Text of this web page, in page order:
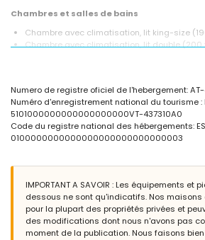
Chambres et salles de bains
Chambre avec climatisation, lit king-size
Chambre avec climatisation, lit double (200
2 chambres avec climatisation, chacune
WC
Extérieur de la villa
Terrain clôturé
Piscine privée mesurant 8m x 4m et 2m de
transats
2 terrasses, dont une couverte
Barbecue
Douche extérieure
Coin salon extérieur et coin repas extérieur
2 places de parking couvertes privées et 2
Numero de registre oficiel de l'hebergement:
Numéro d'enregistrement national du tourisme :
5101000000000000000000VT-437310A0
Code du registre national des hébergements:
0100000000000000000000000000003
IMPORTANT A SAVOIR : Les équipements et
dessous ne sont qu'indicatifs. Nos
pour la plupart des propriétés privées et
des modifications dont nous n'avons pas
moment de la publication. Nous faisons